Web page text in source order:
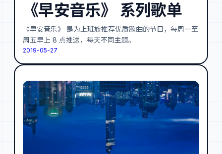
《早安音乐》 系列歌单
《早安音乐》 是为上班族推荐优质歌曲的节目，每周一至
周五早上 8 点推送，每天不同主题。
2019-05-27